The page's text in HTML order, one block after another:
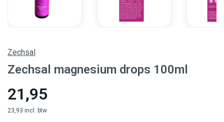
Zechsal
Zechsal magnesium drops 100ml
21,95
23,93 incl. btw